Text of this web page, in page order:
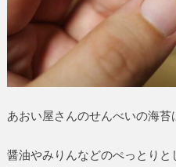
あおい屋さんのせんべいの海苔
醤油やみりんなどのぺっとりと